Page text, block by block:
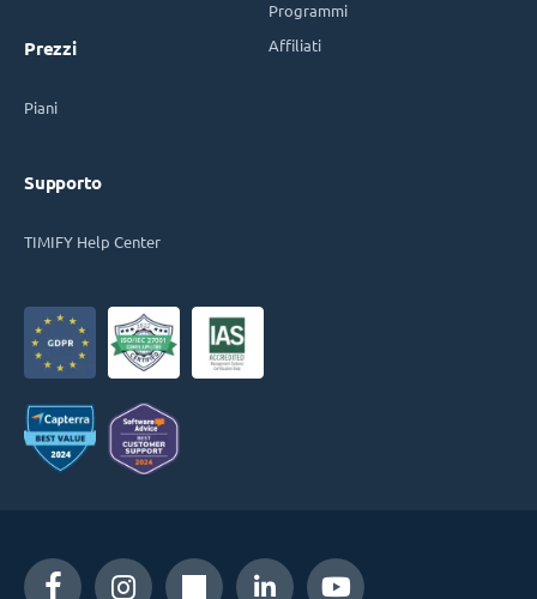
Prezzi
Piani
Supporto
TIMIFY Help Center
Programmi
Affiliati